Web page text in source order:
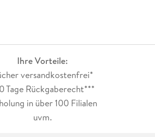
Ihre Vorteile:
versandkostenfrei*
Tage Rückgaberecht***
in über 100 Filialen
uvm.